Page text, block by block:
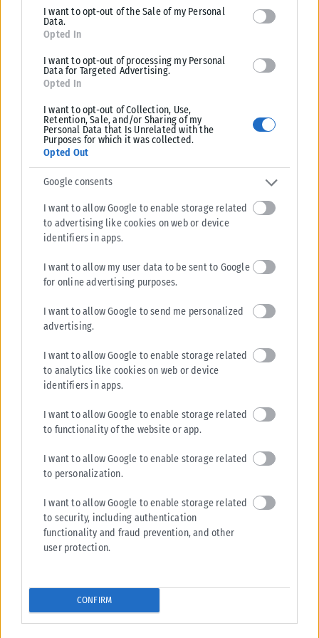
I want to opt-out of the Sale of my Personal
Data.
Opted In
I want to opt-out of processing my Personal
Data for Targeted Advertising.
Opted In
I want to opt-out of Collection, Use,
Retention, Sale, and/or Sharing of my
Personal Data that Is Unrelated with the
Purposes for which it was collected.
Opted Out
Google consents
I want to allow Google to enable storage related
to advertising like cookies on web or device
identifiers in apps.
I want to allow my user data to be sent to Google
for online advertising purposes.
I want to allow Google to send me personalized
advertising.
I want to allow Google to enable storage related
to analytics like cookies on web or device
identifiers in apps.
I want to allow Google to enable storage related
to functionality of the website or app.
I want to allow Google to enable storage related
to personalization.
I want to allow Google to enable storage related
to security, including authentication
functionality and fraud prevention, and other
user protection.
CONFIRM